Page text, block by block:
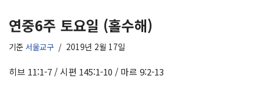
연중6주 토요일 (홀수해)
기준 서울교구 2019년 2월 17일
히브 11:1-7 / 시편 145:1-10 / 마르 9:2-13